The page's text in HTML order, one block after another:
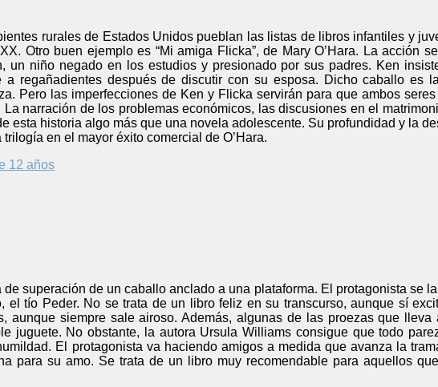
rurales de Estados Unidos pueblan las listas de libros infantiles y
Otro buen ejemplo es “Mi amiga Flicka”, de Mary O’Hara. La acción
un niño negado en los estudios y presionado por sus padres. Ken
regañadientes después de discutir con su esposa. Dicho caballo es
Pero las imperfecciones de Ken y Flicka servirán para que ambos
narración de los problemas económicos, las discusiones en el
esta historia algo más que una novela adolescente. Su profundidad y la
en el mayor éxito comercial de O’Hara.
12 años
superación de un caballo anclado a una plataforma. El protagonista se
el tío Peder. No se trata de un libro feliz en su transcurso, aunque sí
aunque siempre sale airoso. Además, algunas de las proezas que
juguete. No obstante, la autora Ursula Williams consigue que todo
El protagonista va haciendo amigos a medida que avanza la
para su amo. Se trata de un libro muy recomendable para aquellos